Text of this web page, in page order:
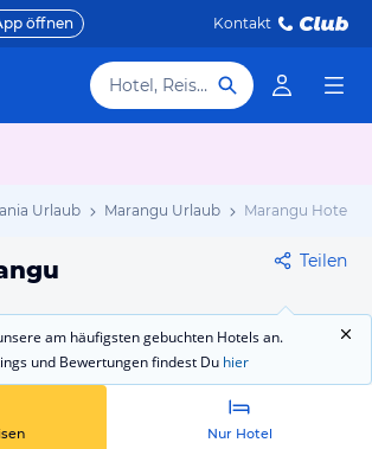
öffnen Kontakt
Hotel, Reiseziel
Urlaub Marangu Urlaub Marangu Hotels
Teilen
am häufigsten gebuchten Hotels an.
und Bewertungen findest Du hier
Nur Hotel